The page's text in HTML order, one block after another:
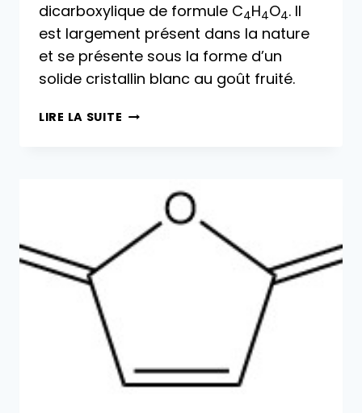
dicarboxylique de formule C4H4O4. Il
est largement présent dans la nature
et se présente sous la forme d’un
solide cristallin blanc au goût fruité.
LIRE LA SUITE ACIDE
PRODUCTION
UTILISATIONS